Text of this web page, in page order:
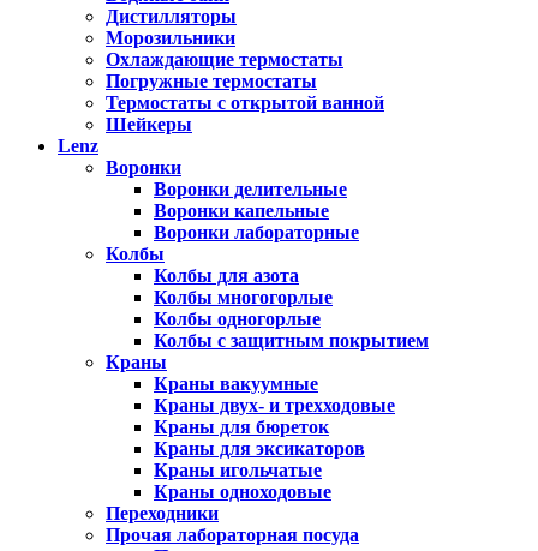
Дистилляторы
Морозильники
Охлаждающие термостаты
Погружные термостаты
Термостаты с открытой ванной
Шейкеры
Lenz
Воронки
Воронки делительные
Воронки капельные
Воронки лабораторные
Колбы
Колбы для азота
Колбы многогорлые
Колбы одногорлые
Колбы с защитным покрытием
Краны
Краны вакуумные
Краны двух- и трехходовые
Краны для бюреток
Краны для эксикаторов
Краны игольчатые
Краны одноходовые
Переходники
Прочая лабораторная посуда